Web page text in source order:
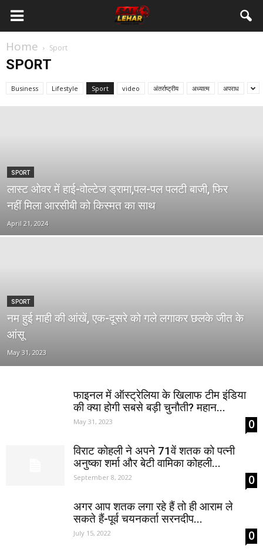
Home Sport
SPORT
Business Lifestyle Sport video अंतर्राष्ट्रीय अध्यात्म अपराध
SPORT
लास्ट ओवर में हाई-वोल्टेज ड्रामा,पल-पल पलटी बाजी, फिर
नहीं मिला आरसीबी को किस्मत का साथ
April 21, 2024
SPORT
नम हुई माही की आंखें, एक-दूसरे को गले लगाकर छलके जीत के
आंसू
May 31, 2023
फाइनल में ऑस्‍ट्रेलिया के खिलाफ टीम इंडिया
की क्‍या होगी सबसे बड़ी चुनौती? महान...
May 31, 2023 0
विराट कोहली ने अपने 71वें शतक को पत्नी
अनुष्का शर्मा और बेटी वामिका कोहली...
September 8, 2022 0
अगर आप शतक लगा रहे हैं तो ही आराम ले
सकते हैं-पूर्व चयनकर्ता सरनदीप...
July 15, 2022 0